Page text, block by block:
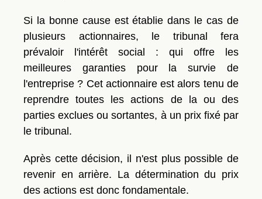
Si la bonne cause est établie dans le cas de
plusieurs actionnaires, le tribunal fera
prévaloir l'intérêt social : qui offre les
meilleures garanties pour la survie de
l'entreprise ? Cet actionnaire est alors tenu de
reprendre toutes les actions de la ou des
parties exclues ou sortantes, à un prix fixé par
le tribunal.
Après cette décision, il n'est plus possible de
revenir en arrière. La détermination du prix
des actions est donc fondamentale.